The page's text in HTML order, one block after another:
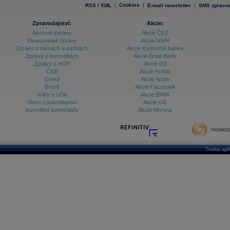
RSS / XML | Cookies | E-mail newsletter | SMS
Zpravodajství:
Akciové zprávy
Ekonomické zprávy
Zprávy o měnách a sazbách
Zprávy o komoditách
Zprávy o HDP
ČNB
Grexit
Brexit
Volby v USA
Video zpravodajství
Investiční komentáře
Akcie:
Akcie ČEZ
Akcie NWR
Akcie Komerční banka
Akcie Erste Bank
Akcie O2
Akcie Kofola
Akcie Apple
Akcie Facebook
Akcie BMW
Akcie GE
Akcie Moneta
Tvorba